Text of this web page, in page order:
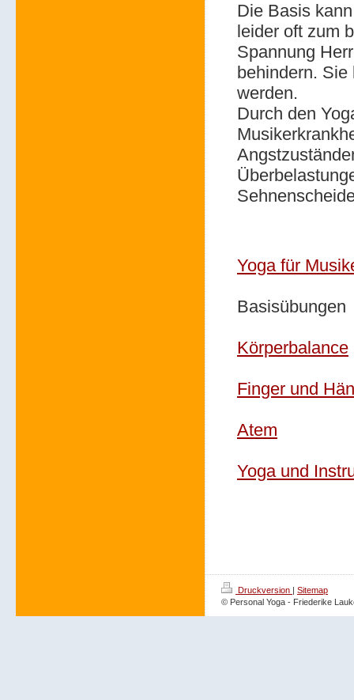
Die Basis
leider oft zum
Spannung
behindern.
werden.
Durch den
Yoga für
Basisübungen
Körperbalance
Finger und
Atem
Yoga und
Druckversion | Sitemap
© Personal Yoga - Friederike